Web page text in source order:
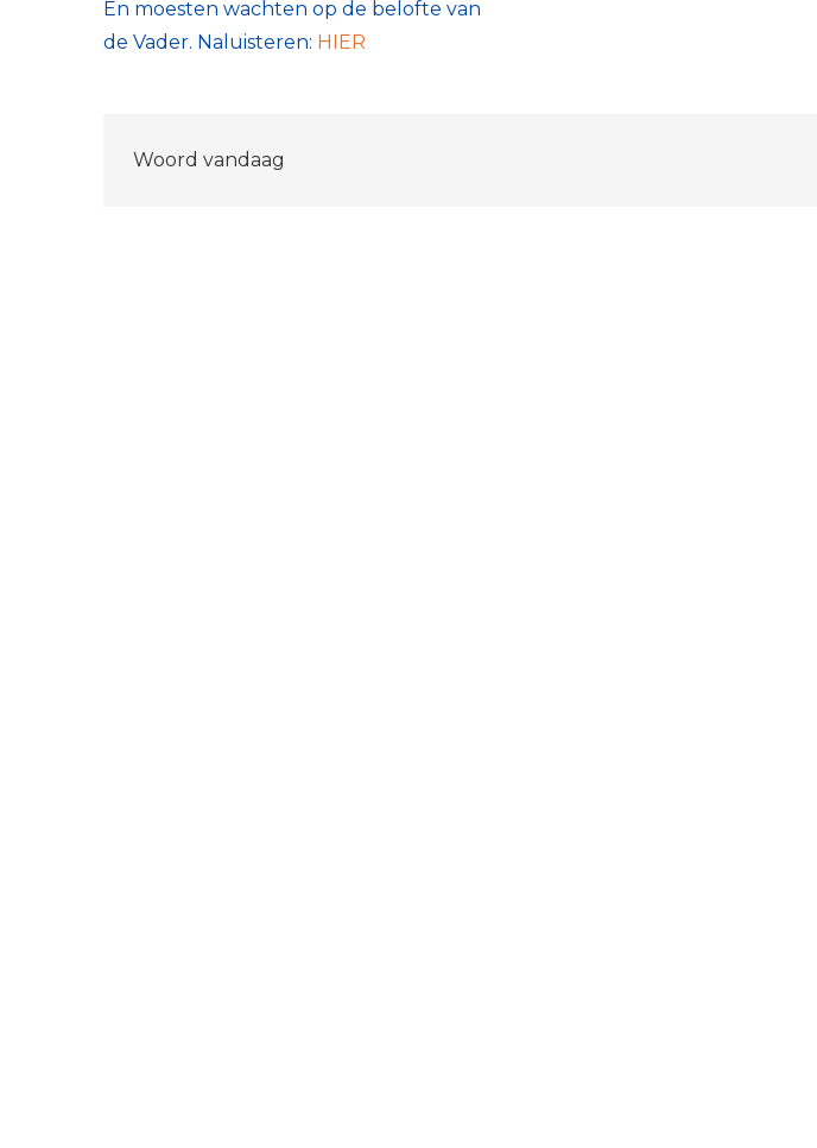
En moesten wachten op de belofte van
de Vader. Naluisteren: HIER
Bericht
Woord vandaag